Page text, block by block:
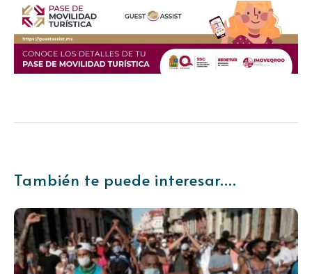
También te puede interesar....